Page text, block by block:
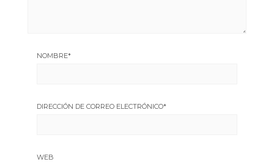
NOMBRE*
DIRECCIÓN DE CORREO ELECTRÓNICO*
WEB